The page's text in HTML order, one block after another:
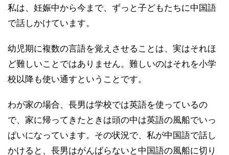
私は、妊娠中から今まで、ずっと子どもたちに中国語
で話しかけています。
幼児期に複数の言語を覚えさせることは、実はそれほ
ど難しいことではありません。難しいのはそれを小学
校以降も使い通すということです。
わが家の場合、長男は学校では英語を使っているの
で、家に帰ってきたときは頭の中は英語の風船でいっ
ぱいになっています。その状況で、私が中国語で話し
かけると、長男はがんばらないと中国語の風船に切り